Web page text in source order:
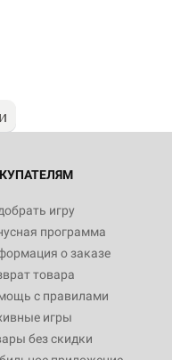
игру
программа
о заказе
товара
с правилами
игры
без скидки